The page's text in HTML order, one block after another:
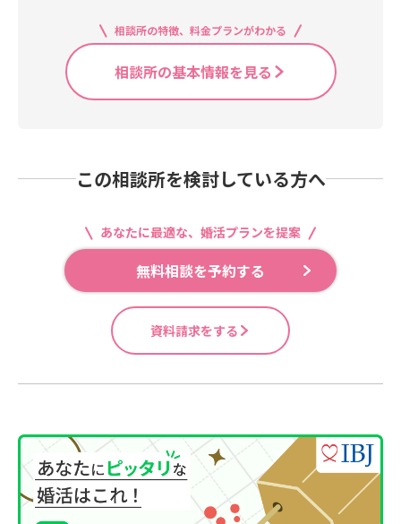
相談所の特徴、料金プランがわかる
相談所の基本情報を見る
この相談所を検討している方へ
あなたに最適な、婚活プランを提案
無料相談を予約する
資料請求をする